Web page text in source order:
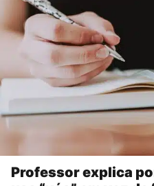
Professor explica